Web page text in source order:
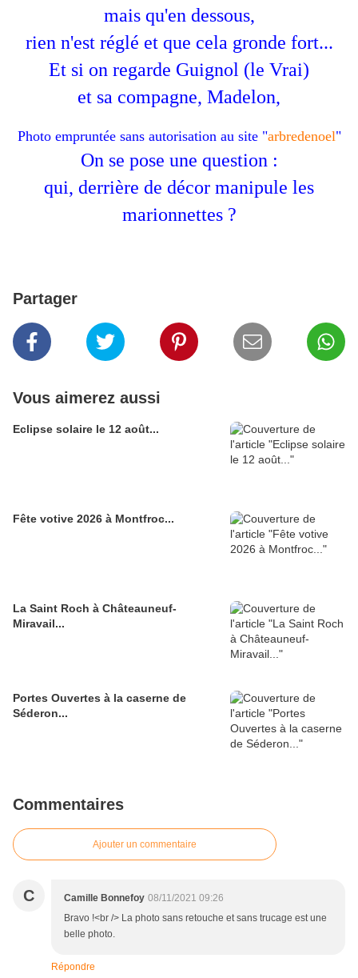
mais qu'en dessous,
rien n'est réglé et que cela gronde fort...
Et si on regarde Guignol (le Vrai)
et sa compagne, Madelon,
Photo empruntée sans autorisation au site "arbredenoel"
On se pose une question :
qui, derrière de décor manipule les
marionnettes ?
Partager
Vous aimerez aussi
Eclipse solaire le 12 août...
Fête votive 2026 à Montfroc...
La Saint Roch à Châteauneuf-
Miravail...
Portes Ouvertes à la caserne de
Séderon...
Commentaires
Ajouter un commentaire
C Camille Bonnefoy 08/11/2021 09:26
Bravo !<br /> La photo sans retouche et sans trucage est une
belle photo.
Répondre